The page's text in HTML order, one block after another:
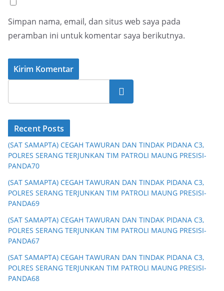
Simpan nama, email, dan situs web saya pada
peramban ini untuk komentar saya berikutnya.
Cari
Recent Posts
(SAT SAMAPTA) CEGAH TAWURAN DAN TINDAK PIDANA C3,
POLRES SERANG TERJUNKAN TIM PATROLI MAUNG PRESISI-
PANDA70
(SAT SAMAPTA) CEGAH TAWURAN DAN TINDAK PIDANA C3,
POLRES SERANG TERJUNKAN TIM PATROLI MAUNG PRESISI-
PANDA69
(SAT SAMAPTA) CEGAH TAWURAN DAN TINDAK PIDANA C3,
POLRES SERANG TERJUNKAN TIM PATROLI MAUNG PRESISI-
PANDA67
(SAT SAMAPTA) CEGAH TAWURAN DAN TINDAK PIDANA C3,
POLRES SERANG TERJUNKAN TIM PATROLI MAUNG PRESISI-
PANDA68